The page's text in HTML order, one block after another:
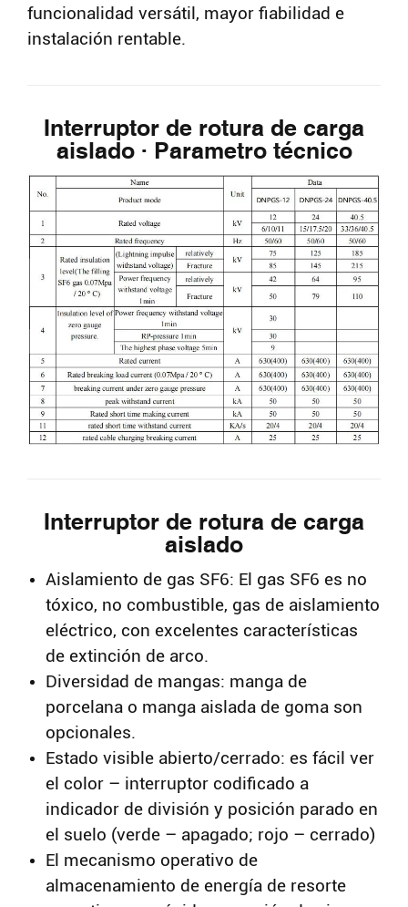
funcionalidad versátil, mayor fiabilidad e
instalación rentable.
Interruptor de rotura de carga
aislado · Parametro técnico
Interruptor de rotura de carga
aislado
Aislamiento de gas SF6: El gas SF6 es no
tóxico, no combustible, gas de aislamiento
eléctrico, con excelentes características
de extinción de arco.
Diversidad de mangas: manga de
porcelana o manga aislada de goma son
opcionales.
Estado visible abierto/cerrado: es fácil ver
el color – interruptor codificado a
indicador de división y posición parado en
el suelo (verde – apagado; rojo – cerrado)
El mecanismo operativo de
almacenamiento de energía de resorte